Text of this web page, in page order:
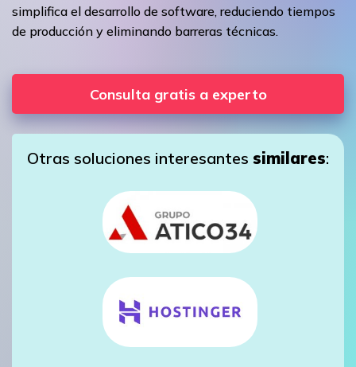
simplifica el desarrollo de software, reduciendo tiempos
de producción y eliminando barreras técnicas.
Consulta gratis a experto
Otras soluciones interesantes similares: